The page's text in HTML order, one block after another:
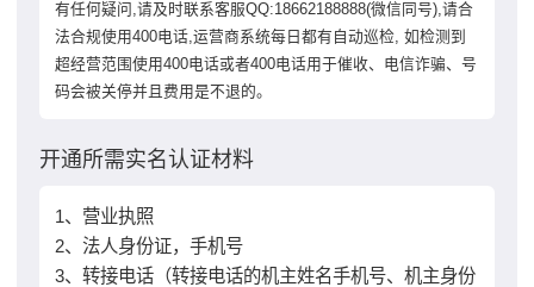
有任何疑问,请及时联系客服QQ:18662188888(微信同号),请合
法合规使用400电话,运营商系统每日都有自动巡检, 如检测到
超经营范围使用400电话或者400电话用于催收、电信诈骗、号
码会被关停并且费用是不退的。
开通所需实名认证材料
1、营业执照
2、法人身份证，手机号
3、转接电话（转接电话的机主姓名手机号、机主身份